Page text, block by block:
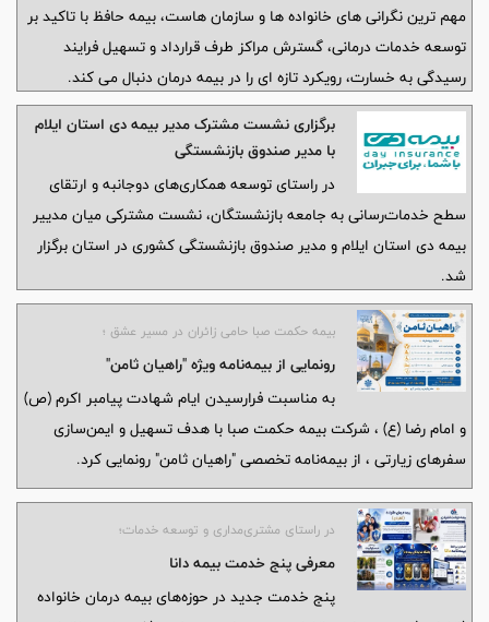
مهم ترین نگرانی های خانواده ها و سازمان هاست، بیمه حافظ با تاکید بر
توسعه خدمات درمانی، گسترش مراکز طرف قرارداد و تسهیل فرایند
رسیدگی به خسارت، رویکرد تازه ای را در بیمه درمان دنبال می کند.
برگزاری نشست مشترک مدیر بیمه دی استان ایلام
با مدیر صندوق بازنشستگی
در راستای توسعه همکاری‌های دوجانبه و ارتقای
سطح خدمات‌رسانی به جامعه بازنشستگان، نشست مشترکی میان مدییر
بیمه دی استان ایلام و مدیر صندوق بازنشستگی کشوری در استان برگزار
شد.
بیمه حکمت صبا حامی زائران در مسیر عشق ؛
رونمایی از بیمه‌نامه ویژه "راهیان ثامن"
به مناسبت فرارسیدن ایام شهادت پیامبر اکرم (ص)
و امام رضا (ع) ، شرکت بیمه حکمت صبا با هدف تسهیل و ایمن‌سازی
سفرهای زیارتی ، از بیمه‌نامه تخصصی "راهیان ثامن" رونمایی کرد.
در راستای مشتری‌مداری و توسعه خدمات؛
معرفی پنج خدمت بیمه دانا
پنج خدمت جديد در حوزه‌های بيمه درمان خانواده